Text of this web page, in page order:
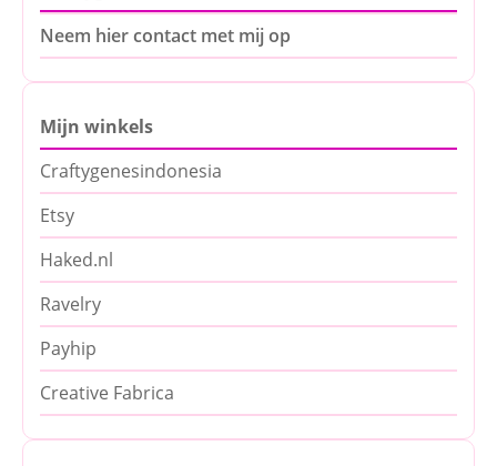
Neem hier contact met mij op
Mijn winkels
Craftygenesindonesia
Etsy
Haked.nl
Ravelry
Payhip
Creative Fabrica